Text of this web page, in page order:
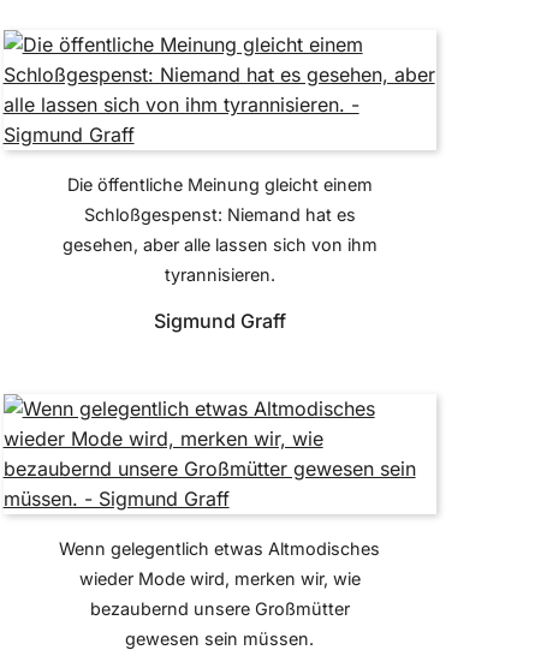
Die öffentliche Meinung gleicht einem
Schloßgespenst: Niemand hat es
gesehen, aber alle lassen sich von ihm
tyrannisieren.
Sigmund Graff
Wenn gelegentlich etwas Altmodisches
wieder Mode wird, merken wir, wie
bezaubernd unsere Großmütter
gewesen sein müssen.